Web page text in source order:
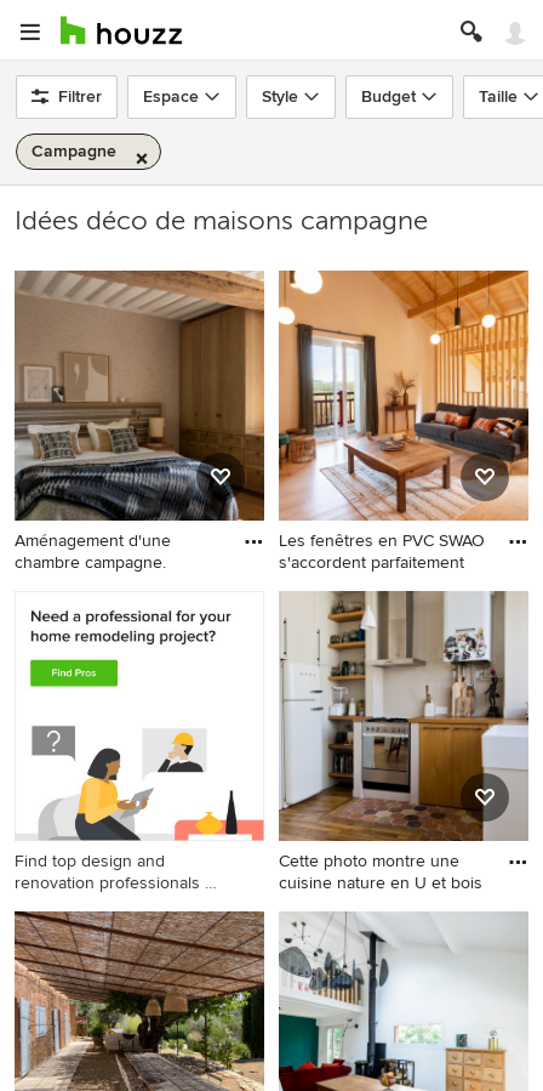
Filtrer Espace Style Budget Taille
Campagne
Idées déco de maisons campagne
Aménagement d'une
chambre campagne.
Aménagement d'une
chambre campagne.
Les fenêtres en PVC SWAO
s'accordent parfaitement
Cette photo montre un salon
nature.
Find top design and
renovation professionals on
Cette photo montre une
cuisine nature en U et bois
Cette photo montre une
cuisine nature en U et bois
brun avec un évier de ferme,
un placard à porte plane, un
plan de travail en bois, une
crédence grise, un
électroménager en acier